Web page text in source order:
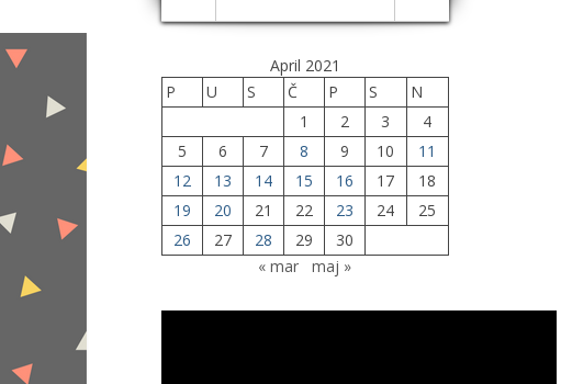
April 2021
P
U S Č P S
N
1
2 3
4
5
6 7 8 9 10
11
12
13 14 15 16 17
18
19
20 21 22 23 24
25
26
27 28 29
30
« mar
maj »